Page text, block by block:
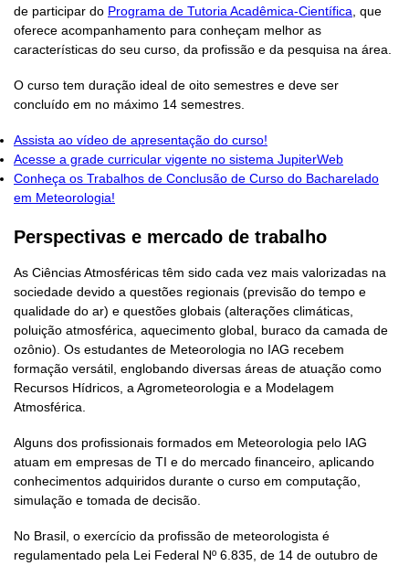
de participar do Programa de Tutoria Acadêmica-Científica , que
oferece acompanhamento para conheçam melhor as
características do seu curso, da profissão e da pesquisa na área.
O curso tem duração ideal de oito semestres e deve ser
concluído em no máximo 14 semestres.
Assista ao vídeo de apresentação do curso!
Acesse a grade curricular vigente no sistema JupiterWeb
Conheça os Trabalhos de Conclusão de Curso do Bacharelado
em Meteorologia!
Perspectivas e mercado de trabalho
As Ciências Atmosféricas têm sido cada vez mais valorizadas na
sociedade devido a questões regionais (previsão do tempo e
qualidade do ar) e questões globais (alterações climáticas,
poluição atmosférica, aquecimento global, buraco da camada de
ozônio). Os estudantes de Meteorologia no IAG recebem
formação versátil, englobando diversas áreas de atuação como
Recursos Hídricos, a Agrometeorologia e a Modelagem
Atmosférica.
Alguns dos profissionais formados em Meteorologia pelo IAG
atuam em empresas de TI e do mercado financeiro, aplicando
conhecimentos adquiridos durante o curso em computação,
simulação e tomada de decisão.
No Brasil, o exercício da profissão de meteorologista é
regulamentado pela Lei Federal Nº 6.835, de 14 de outubro de